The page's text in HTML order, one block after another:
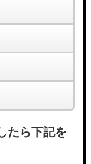
たら下記を